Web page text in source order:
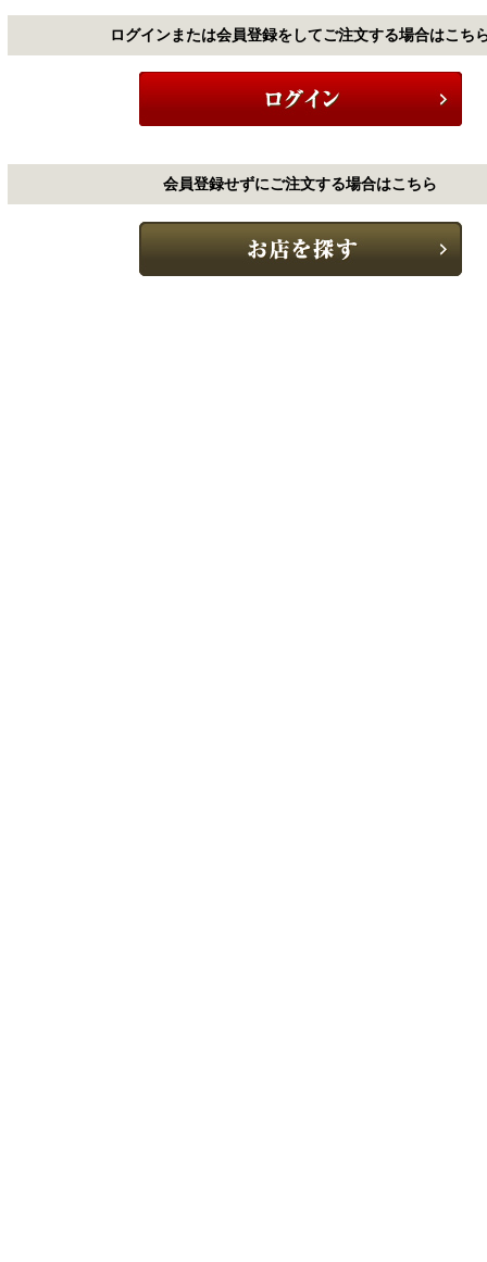
ログインまたは会員登録をしてご注文する場合はこち
会員登録せずにご注文する場合はこちら